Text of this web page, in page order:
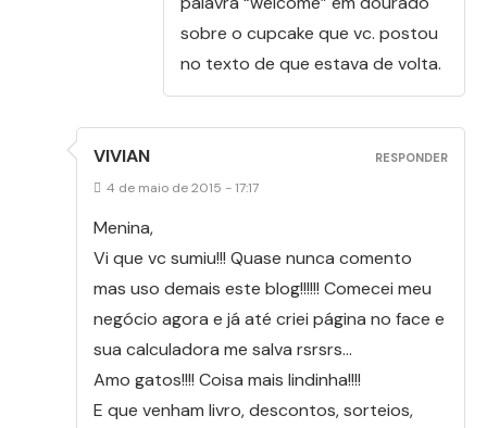
sobre o cupcake que vc. postou
no texto de que estava de volta.
VIVIAN
4 de maio de 2015 - 17:17
Menina,
Vi que vc sumiu!!! Quase nunca comento
mas uso demais este blog!!!!!! Comecei meu
negócio agora e já até criei página no face e
sua calculadora me salva rsrsrs…
Amo gatos!!!! Coisa mais lindinha!!!!
E que venham livro, descontos, sorteios,
RESPONDER